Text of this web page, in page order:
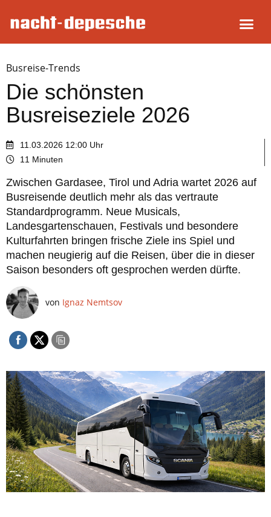
Busreise-Trends
Die schönsten
Busreiseziele 2026
11.03.2026 12:00 Uhr
11 Minuten
Zwischen Gardasee, Tirol und Adria wartet 2026 auf
Busreisende deutlich mehr als das vertraute
Standardprogramm. Neue Musicals,
Landesgartenschauen, Festivals und besondere
Kulturfahrten bringen frische Ziele ins Spiel und
machen neugierig auf die Reisen, über die in dieser
Saison besonders oft gesprochen werden dürfte.
von Ignaz Nemtsov